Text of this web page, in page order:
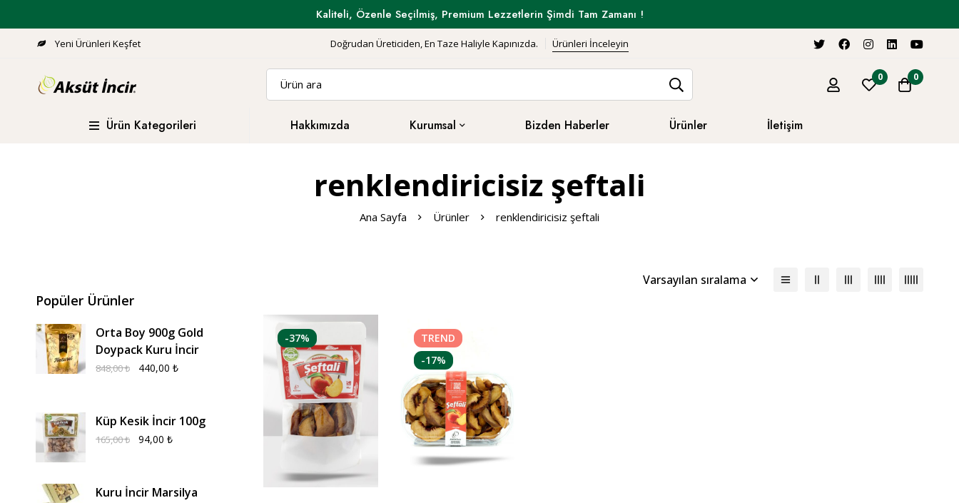
Kaliteli, Özenle Seçilmiş, Premium Lezzetlerin Şimdi Tam Zamanı !
Yeni Ürünleri Keşfet Doğrudan Üreticiden, En Taze Haliyle Kapınızda. Ürünleri İnceleyin
0 0
Ürün Kategorileri Hakkımızda Kurumsal Bizden Haberler Ürünler İletişim
renklendiricisiz şeftali
Ana Sayfa Ürünler renklendiricisiz şeftali
Popüler Ürünler
Orta Boy 900g Gold
Doypack Kuru İncir
848,00₺ 440,00 ₺
Küp Kesik İncir 100g
165,00₺ 94,00 ₺
Kuru İncir Marsilya
Varsayılan sıralama
-37%
TREND
-17%